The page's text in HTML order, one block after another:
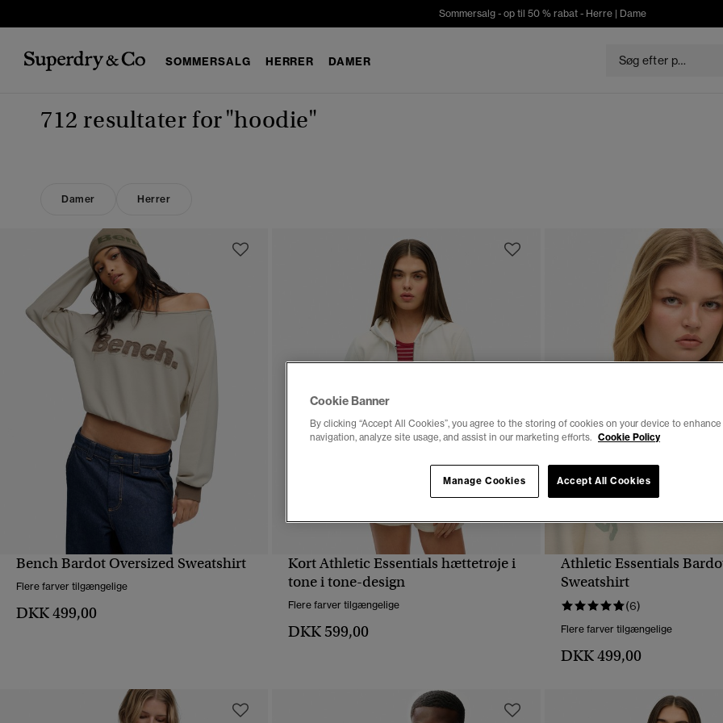
Sommersalg - op til 50 % rabat - Herre| Dame
SOMMERSALG HERRER DAMER
712 resultater for"hoodie"
Damer Herrer
Bench Bardot Oversized Sweatshirt
Flere farver tilgængelige
DKK 499,00
HURTIGVISNING
Kort Athletic Essentials hættetrøje i
tone i tone-design
Flere farver tilgængelige
DKK 599,00
Athletic Essentials
Sweatshirt
(6)
Flere farver tilgængelige
DKK 499,00
Cookie Banner
By clicking “Accept All Cookies”, you agree to the storing of cookies on your device to
navigation, analyze site usage, and assist in our marketing efforts. Cookie Policy
Accept All Cookies
Manage Cookies